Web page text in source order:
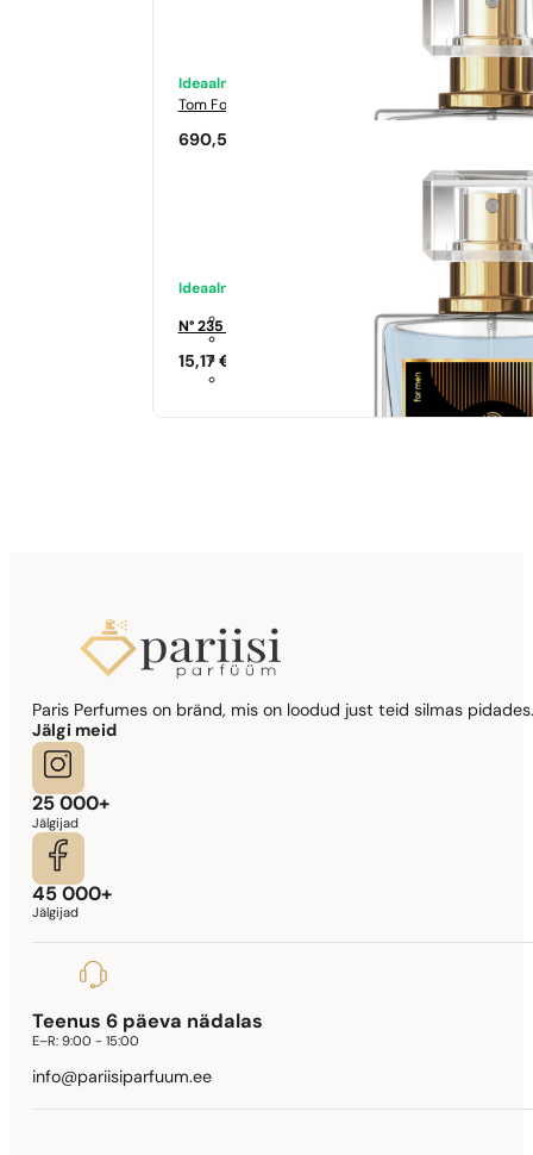
Ideaalne sobivus
Tom Ford
690,50
Ideaalne sobivus
N° 235 - 35%
15,17 €
Sarnased lõhna noodid
Lady Million Prive
Paris Perfumes on bränd, mis on loodud just teid silmas
Jälgi meid
25 000+
Jälgijad
45 000+
Jälgijad
Teenus 6 päeva nädalas
E–R:9:00 - 15:00
info@pariisiparfuum.ee